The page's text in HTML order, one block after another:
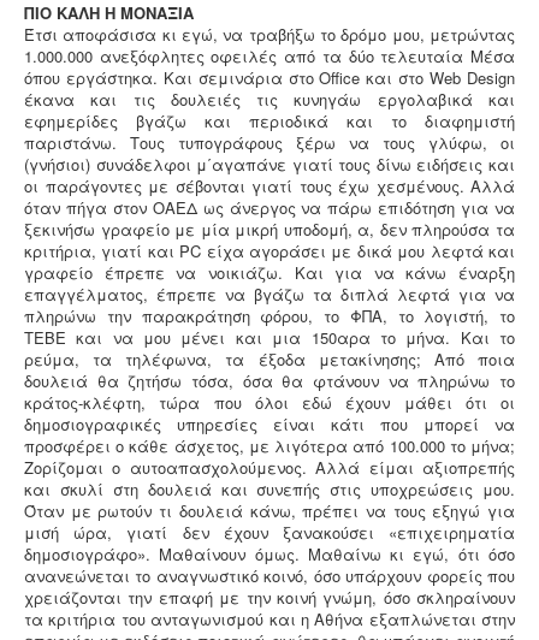
ΠΙΟ ΚΑΛΗ Η ΜΟΝΑΞΙΑ
Έτσι αποφάσισα κι εγώ, να τραβήξω το δρόμο μου, μετρώντας
1.000.000 ανεξόφλητες οφειλές από τα δύο τελευταία Μέσα
όπου εργάστηκα. Και σεμινάρια στο Office και στο Web Design
έκανα και τις δουλειές τις κυνηγάω εργολαβικά και
εφημερίδες βγάζω και περιοδικά και το διαφημιστή
παριστάνω. Τους τυπογράφους ξέρω να τους γλύφω, οι
(γνήσιοι) συνάδελφοι μ΄αγαπάνε γιατί τους δίνω ειδήσεις και
οι παράγοντες με σέβονται γιατί τους έχω χεσμένους. Αλλά
όταν πήγα στον ΟΑΕΔ ως άνεργος να πάρω επιδότηση για να
ξεκινήσω γραφείο με μία μικρή υποδομή, α, δεν πληρούσα τα
κριτήρια, γιατί και PC είχα αγοράσει με δικά μου λεφτά και
γραφείο έπρεπε να νοικιάζω. Και για να κάνω έναρξη
επαγγέλματος, έπρεπε να βγάζω τα διπλά λεφτά για να
πληρώνω την παρακράτηση φόρου, το ΦΠΑ, το λογιστή, το
ΤΕΒΕ και να μου μένει και μια 150αρα το μήνα. Και το
ρεύμα, τα τηλέφωνα, τα έξοδα μετακίνησης; Από ποια
δουλειά θα ζητήσω τόσα, όσα θα φτάνουν να πληρώνω το
κράτος-κλέφτη, τώρα που όλοι εδώ έχουν μάθει ότι οι
δημοσιογραφικές υπηρεσίες είναι κάτι που μπορεί να
προσφέρει ο κάθε άσχετος, με λιγότερα από 100.000 το μήνα;
Ζορίζομαι ο αυτοαπασχολούμενος. Αλλά είμαι αξιοπρεπής
και σκυλί στη δουλειά και συνεπής στις υποχρεώσεις μου.
Όταν με ρωτούν τι δουλειά κάνω, πρέπει να τους εξηγώ για
μισή ώρα, γιατί δεν έχουν ξανακούσει «επιχειρηματία
δημοσιογράφο». Μαθαίνουν όμως. Μαθαίνω κι εγώ, ότι όσο
ανανεώνεται το αναγνωστικό κοινό, όσο υπάρχουν φορείς που
χρειάζονται την επαφή με την κοινή γνώμη, όσο σκληραίνουν
τα κριτήρια του ανταγωνισμού και η Αθήνα εξαπλώνεται στην